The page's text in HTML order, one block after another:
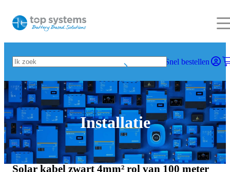
Snel bestellen
Installatie
Solar kabel zwart 4mm² rol van 100 meter